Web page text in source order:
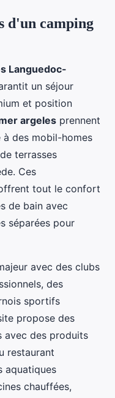
d'un camping
Languedoc-
un séjour
et position
argeles prennent
à des mobil-homes
terrasses
Ces
tout le confort
de bain avec
séparées pour
avec des clubs
des
sportifs
propose des
avec des produits
restaurant
aquatiques
chauffées,